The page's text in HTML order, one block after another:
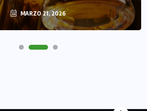
MARZO 21, 2026